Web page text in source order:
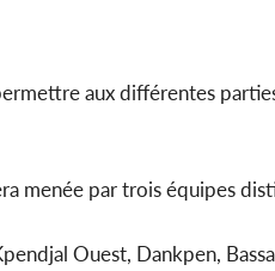
aux différentes
menée par trois équipes
Ouest, Dankpen,